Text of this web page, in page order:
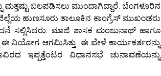
ಮತ್ತಷ್ಟು ಬಲಪಡಿಸಲು ಮುಂದಾಗಿದ್ದಾರೆ. ಬೆಂಗಳೂರಿನ
ಹುಣಸೂರು ತಾಲೂಕಿನ ಕಾಂಗ್ರೆಸ್ ಮುಖಂಡರು
ಸಲ್ಲಿಸಿದರು. ಮಾಜಿ ಶಾಸಕ ಮಂಜುನಾಥ್ ಹಾಗೂ
ಈ ನಿಯೋಗ ಆಗಮಿಸಿತ್ತು. ಈ ವೇಳೆ ಕಾರ್ಯಕರ್ತರನ್ನು
ಇಪ್ಪತ್ತೆಂಟರ ವಿಧಾನಸಭೆ ಚುನಾವಣೆಯನ್ನು